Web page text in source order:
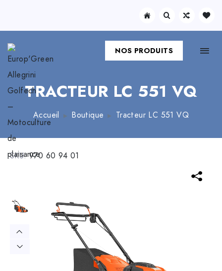
NOS PRODUITS
TRACTEUR LC 551 VQ
Accueil Boutique Tracteur LC 551 VQ
SKU:970 60 94 01